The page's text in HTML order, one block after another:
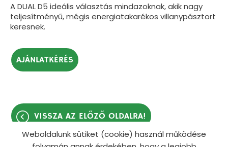
AJÁNLATKÉRÉS
A DUAL D5 ideális választás mindazoknak, akik nagy
teljesítményű, mégis energiatakarékos villanypásztort
keresnek.
VISSZA AZ ELŐZŐ OLDALRA!
Weboldalunk sütiket (cookie) használ működése